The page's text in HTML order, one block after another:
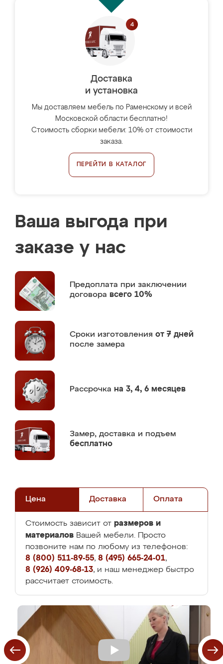
Доставка
и установка
Мы доставляем мебель по Раменскому и всей
Московской области бесплатно!
Стоимость сборки мебели: 10% от стоимости
заказа.
ПЕРЕЙТИ В КАТАЛОГ
Ваша выгода при
заказе у нас
Предоплата при заключении
договора всего 10%
Сроки изготовления от 7 дней
после замера
Рассрочка на 3, 4, 6 месяцев
Замер, доставка и подъем
бесплатно
Цена Доставка Оплата
Стоимость зависит от размеров и
материалов Вашей мебели. Просто
позвоните нам по любому из телефонов:
8 (800) 511-89-55, 8 (495) 665-24-01,
8 (926) 409-68-13, и наш менеджер быстро
рассчитает стоимость.